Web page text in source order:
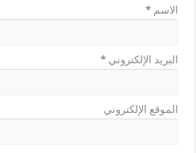
الاسم*
البريد الإلكتروني*
الموقع الإلكتروني